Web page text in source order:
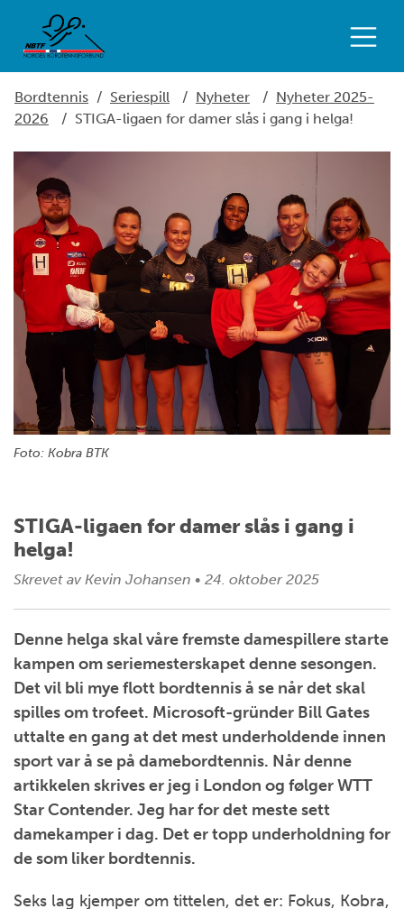
Bordtennis / Seriespill / Nyheter / Nyheter 2025-
2026
/ STIGA-ligaen for damer slås i gang i helga!
Foto: Kobra BTK
STIGA-ligaen for damer slås i gang i
helga!
Skrevet av Kevin Johansen • 24. oktober 2025
Denne helga skal våre fremste damespillere starte
kampen om seriemesterskapet denne sesongen.
Det vil bli mye flott bordtennis å se når det skal
spilles om trofeet. Microsoft-gründer Bill Gates
uttalte en gang at det mest underholdende innen
sport var å se på damebordtennis. Når denne
artikkelen skrives er jeg i London og følger WTT
Star Contender. Jeg har for det meste sett
damekamper i dag. Det er topp underholdning for
de som liker bordtennis.
Seks lag kjemper om tittelen, det er: Fokus, Kobra,